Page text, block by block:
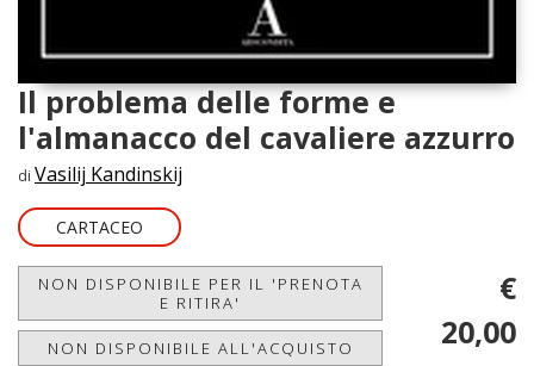
Il problema delle forme e
l'almanacco del cavaliere azzurro
di Vasilij Kandinskij
CARTACEO
NON DISPONIBILE PER IL 'PRENOTA
E RITIRA'
NON DISPONIBILE ALL'ACQUISTO
€
20,00